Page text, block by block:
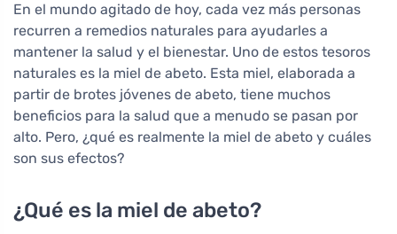
En el mundo agitado de hoy, cada vez más personas
recurren a remedios naturales para ayudarles a
mantener la salud y el bienestar. Uno de estos tesoros
naturales es la miel de abeto. Esta miel, elaborada a
partir de brotes jóvenes de abeto, tiene muchos
beneficios para la salud que a menudo se pasan por
alto. Pero, ¿qué es realmente la miel de abeto y cuáles
son sus efectos?
¿Qué es la miel de abeto?